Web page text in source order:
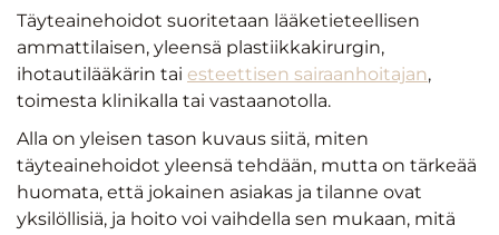
Täyteainehoidot suoritetaan lääketieteellisen
ammattilaisen, yleensä plastiikkakirurgin,
ihotautilääkärin tai esteettisen sairaanhoitajan,
toimesta klinikalla tai vastaanotolla.
Alla on yleisen tason kuvaus siitä, miten
täyteainehoidot yleensä tehdään, mutta on tärkeää
huomata, että jokainen asiakas ja tilanne ovat
yksilöllisiä, ja hoito voi vaihdella sen mukaan, mitä